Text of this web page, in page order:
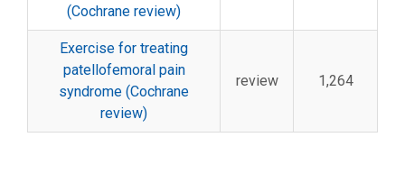
(Cochrane review)
Exercise for treating
patellofemoral pain
syndrome (Cochrane
review)
review 1,264